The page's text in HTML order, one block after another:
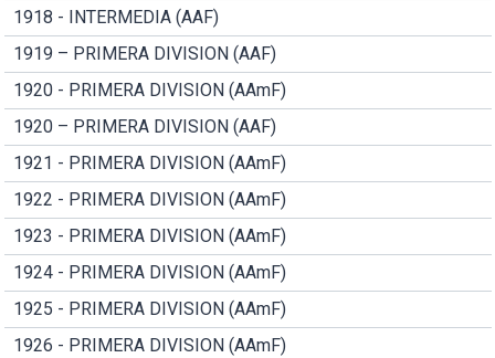
1918 - INTERMEDIA (AAF)
1919 – PRIMERA DIVISION (AAF)
1920 - PRIMERA DIVISION (AAmF)
1920 – PRIMERA DIVISION (AAF)
1921 - PRIMERA DIVISION (AAmF)
1922 - PRIMERA DIVISION (AAmF)
1923 - PRIMERA DIVISION (AAmF)
1924 - PRIMERA DIVISION (AAmF)
1925 - PRIMERA DIVISION (AAmF)
1926 - PRIMERA DIVISION (AAmF)